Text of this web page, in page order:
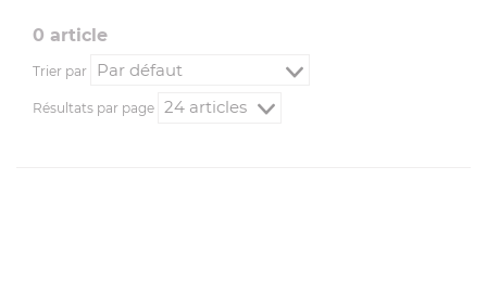
0 article
Trier par
Résultats par page